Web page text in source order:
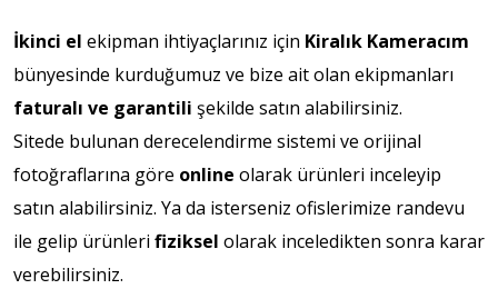
İkinci el ekipman ihtiyaçlarınız için Kiralık Kameracım
bünyesinde kurduğumuz ve bize ait olan ekipmanları
faturalı ve garantili şekilde satın alabilirsiniz.
Sitede bulunan derecelendirme sistemi ve orijinal
fotoğraflarına göre online olarak ürünleri inceleyip
satın alabilirsiniz. Ya da isterseniz ofislerimize randevu
ile gelip ürünleri fiziksel olarak inceledikten sonra karar
verebilirsiniz.